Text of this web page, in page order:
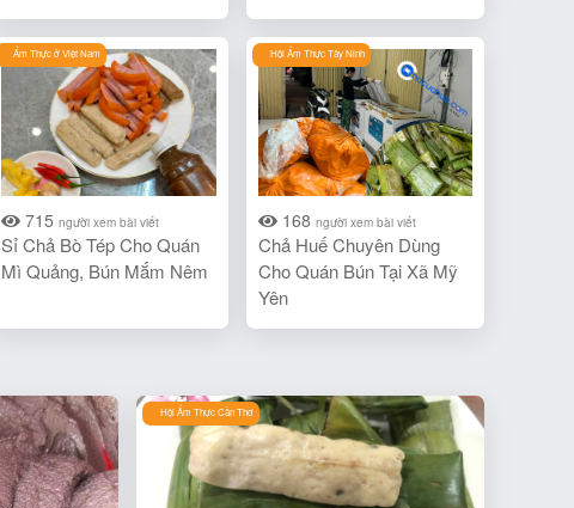
Ẩm Thực ở Việt Nam
715người xem bài viết
Sỉ Chả Bò Tép Cho Quán
Mì Quảng, Bún Mắm Nêm
Hội Ẩm Thực Tây Ninh
168 người xem bài viết
Chả Huế Chuyên Dùng
Cho Quán Bún Tại Xã Mỹ
Yên
Hội Ẩm Thực Cần Thơ